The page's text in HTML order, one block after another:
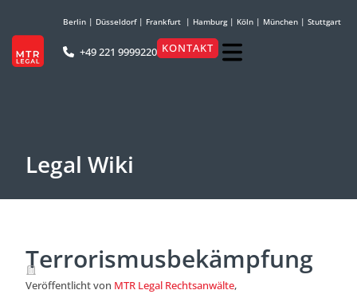
Berlin | Düsseldorf| Frankfurt | Hamburg| Köln | München | Stuttgart
+49 221 9999220 KONTAKT
Legal Wiki
Terrorismusbekämpfung
Veröffentlicht von MTR Legal Rechtsanwälte,